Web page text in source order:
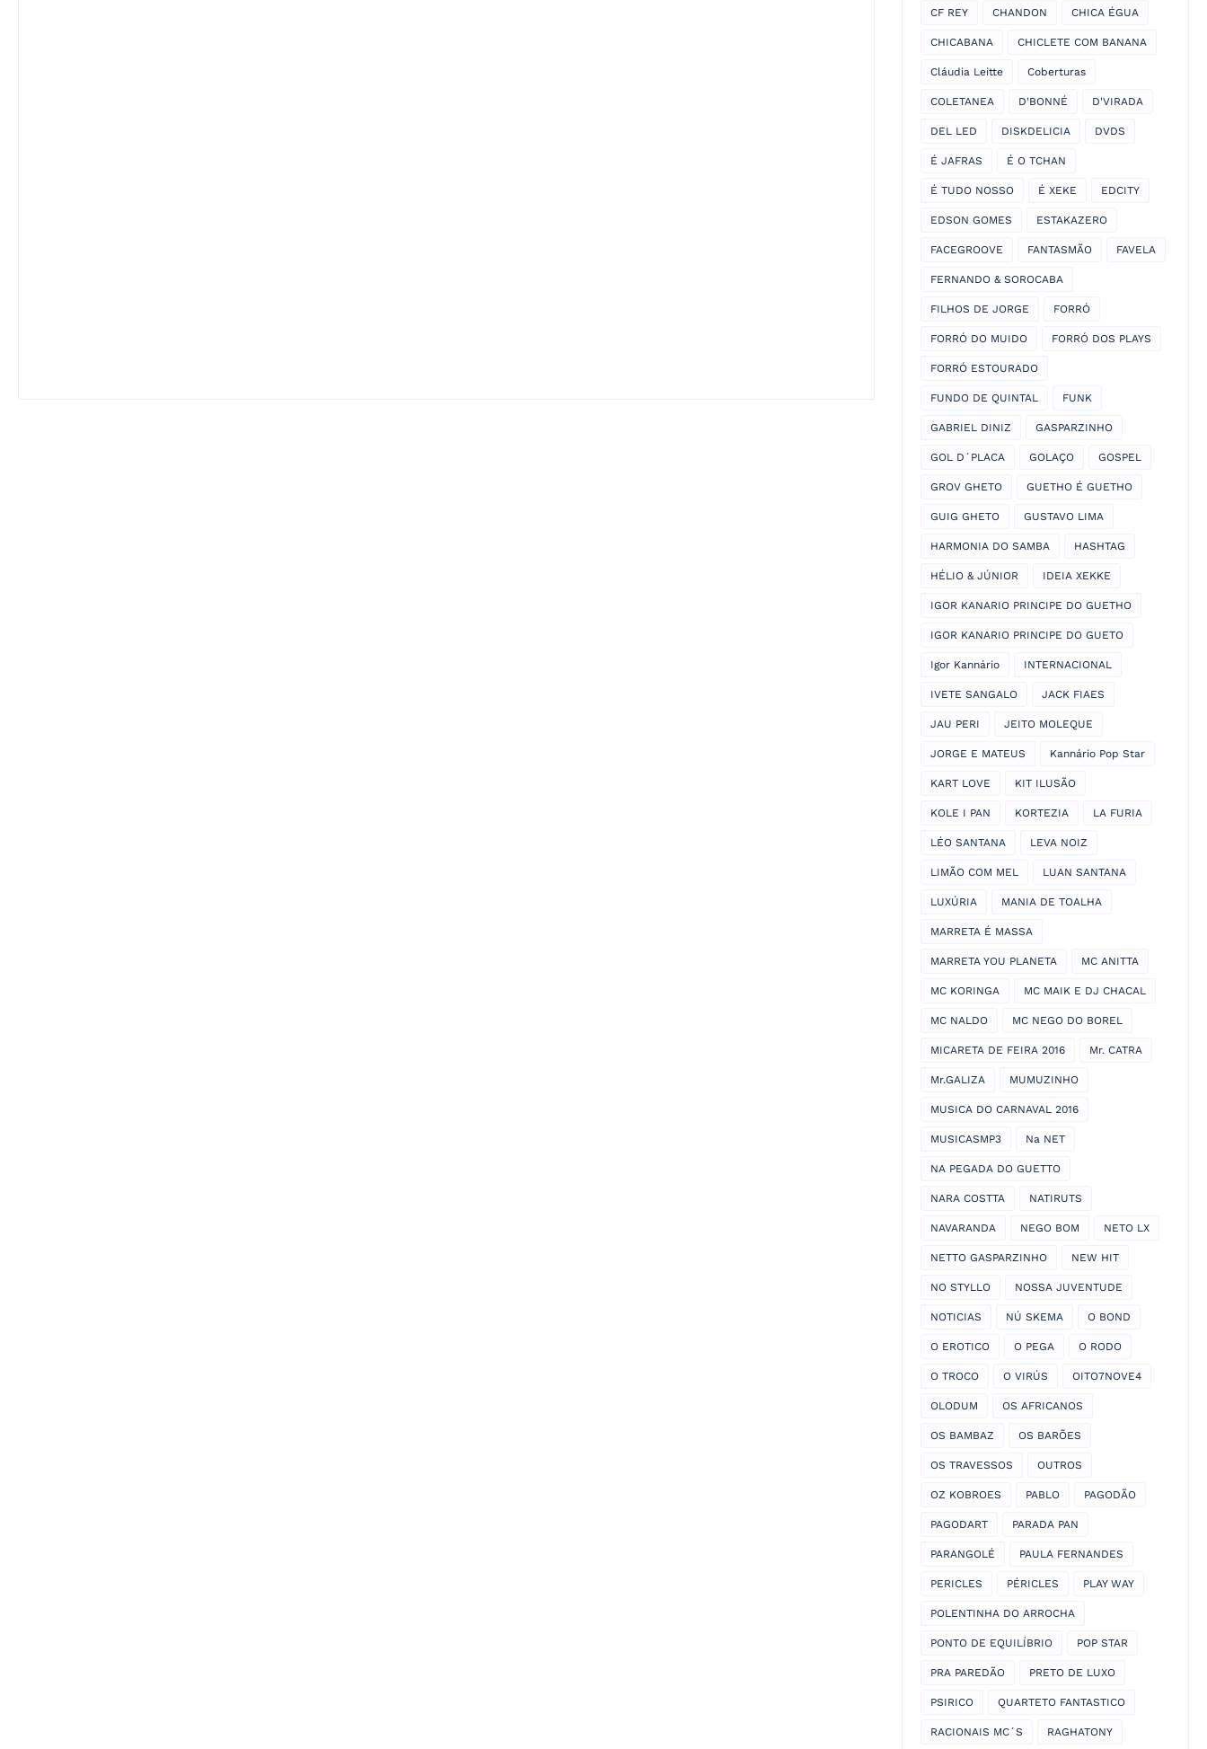
CF REY CHANDON CHICA ÉGUA
CHICABANA CHICLETE COM BANANA
Cláudia Leitte Coberturas
COLETANEA D'BONNÉ D'VIRADA
DEL LED DISKDELICIA DVDS
É JAFRAS É O TCHAN
É TUDO NOSSO É XEKE EDCITY
EDSON GOMES ESTAKAZERO
FACEGROOVE FANTASMÃO FAVELA
FERNANDO & SOROCABA
FILHOS DE JORGE FORRÓ
FORRÓ DO MUIDO FORRÓ DOS PLAYS
FORRÓ ESTOURADO
FUNDO DE QUINTAL FUNK
GABRIEL DINIZ GASPARZINHO
GOL D´PLACA GOLAÇO GOSPEL
GROV GHETO GUETHO É GUETHO
GUIG GHETO GUSTAVO LIMA
HARMONIA DO SAMBA HASHTAG
HÉLIO & JÚNIOR IDEIA XEKKE
IGOR KANARIO PRINCIPE DO GUETHO
IGOR KANARIO PRINCIPE DO GUETO
Igor Kannário INTERNACIONAL
IVETE SANGALO JACK FIAES
JAU PERI JEITO MOLEQUE
JORGE E MATEUS Kannário Pop Star
KART LOVE KIT ILUSÃO
KOLE I PAN KORTEZIA LA FURIA
LÉO SANTANA LEVA NOIZ
LIMÃO COM MEL LUAN SANTANA
LUXÚRIA MANIA DE TOALHA
MARRETA É MASSA
MARRETA YOU PLANETA MC ANITTA
MC KORINGA MC MAIK E DJ CHACAL
MC NALDO MC NEGO DO BOREL
MICARETA DE FEIRA 2016 Mr. CATRA
Mr.GALIZA MUMUZINHO
MUSICA DO CARNAVAL 2016
MUSICASMP3 Na NET
NA PEGADA DO GUETTO
NARA COSTTA NATIRUTS
NAVARANDA NEGO BOM NETO LX
NETTO GASPARZINHO NEW HIT
NO STYLLO NOSSA JUVENTUDE
NOTICIAS NÚ SKEMA O BOND
O EROTICO O PEGA O RODO
O TROCO O VIRÚS OITO7NOVE4
OLODUM OS AFRICANOS
OS BAMBAZ OS BARÕES
OS TRAVESSOS OUTROS
OZ KOBROES PABLO PAGODÃO
PAGODART PARADA PAN
PARANGOLÉ PAULA FERNANDES
PERICLES PÉRICLES PLAY WAY
POLENTINHA DO ARROCHA
PONTO DE EQUILÍBRIO POP STAR
PRA PAREDÃO PRETO DE LUXO
PSIRICO QUARTETO FANTASTICO
RACIONAIS MC´S RAGHATONY